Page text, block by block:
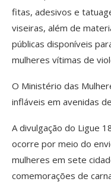
fitas, adesivos e
viseiras, além de
públicas disponíveis
mulheres vítimas de
O Ministério das
infláveis em avenidas
A divulgação do Ligue
ocorre por meio do
mulheres em sete
comemorações de